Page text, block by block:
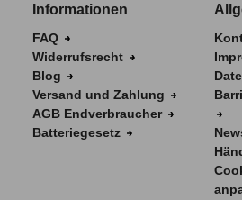
Informationen
FAQ
Widerrufsrecht
Blog
Versand und Zahlung
AGB Endverbraucher
Batteriegesetz